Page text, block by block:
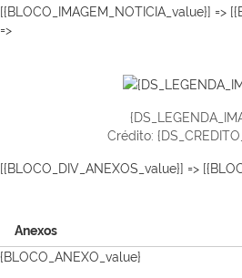
[{BLOCO_IMAGEM_NOTICIA_value}] =>
=>
Crédito:
[{BLOCO_DIV_ANEXOS_value}] =>
Anexos
{BLOCO_ANEXO_value}